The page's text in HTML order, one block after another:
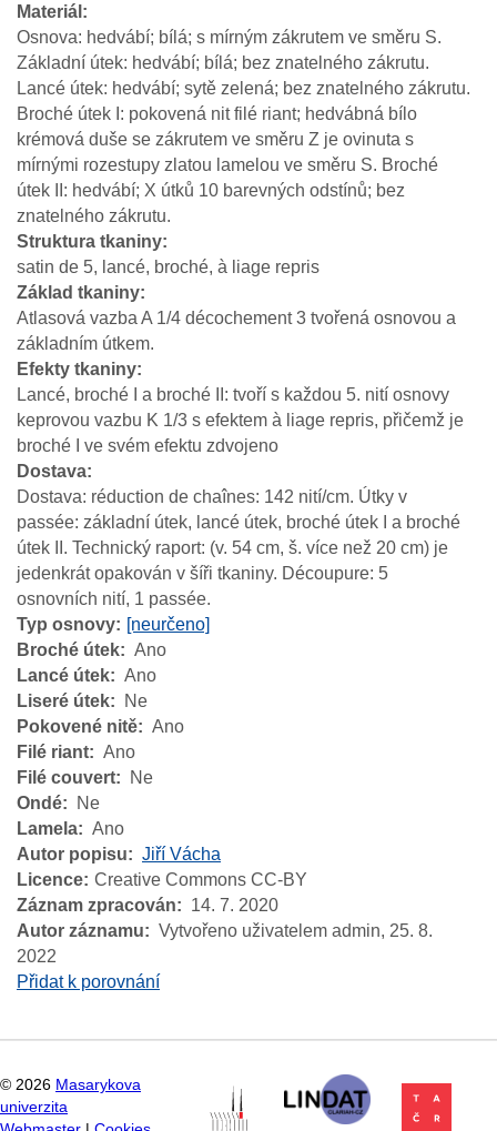
Materiál
Osnova: hedvábí; bílá; s mírným zákrutem ve směru S.
Základní útek: hedvábí; bílá; bez znatelného zákrutu.
Lancé útek: hedvábí; sytě zelená; bez znatelného zákrutu.
Broché útek I: pokovená nit filé riant; hedvábná bílo
krémová duše se zákrutem ve směru Z je ovinuta s
mírnými rozestupy zlatou lamelou ve směru S. Broché
útek II: hedvábí; X útků 10 barevných odstínů; bez
znatelného zákrutu.
Struktura tkaniny
satin de 5, lancé, broché, à liage repris
Základ tkaniny
Atlasová vazba A 1/4 décochement 3 tvořená osnovou a
základním útkem.
Efekty tkaniny
Lancé, broché I a broché II: tvoří s každou 5. nití osnovy
keprovou vazbu K 1/3 s efektem à liage repris, přičemž je
broché I ve svém efektu zdvojeno
Dostava
Dostava: réduction de chaînes: 142 nití/cm. Útky v
passée: základní útek, lancé útek, broché útek I a broché
útek II. Technický raport: (v. 54 cm, š. více než 20 cm) je
jedenkrát opakován v šíři tkaniny. Découpure: 5
osnovních nití, 1 passée.
Typ osnovy
[neurčeno]
Broché útek
Ano
Lancé útek
Ano
Liseré útek
Ne
Pokovené nitě
Ano
Filé riant
Ano
Filé couvert
Ne
Ondé
Ne
Lamela
Ano
Autor popisu
Jiří Vácha
Licence Creative Commons CC-BY
Záznam zpracován
14. 7. 2020
Autor záznamu
Vytvořeno uživatelem admin, 25. 8.
2022
Přidat k porovnání
© 2026 Masarykova
univerzita